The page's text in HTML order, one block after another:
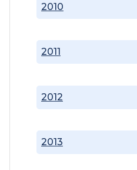
2010
2011
2012
2013